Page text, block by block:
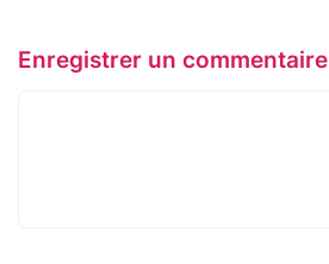
Enregistrer un commentaire